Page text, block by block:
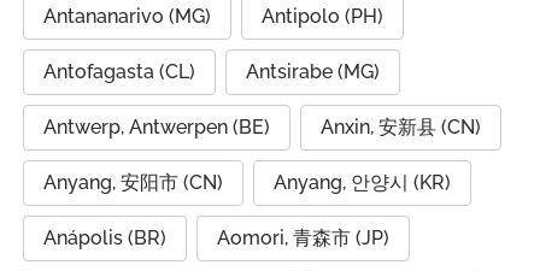
Antananarivo (MG) Antipolo (PH)
Antofagasta (CL) Antsirabe (MG)
Antwerp, Antwerpen (BE) Anxin, 安新县 (CN)
Anyang, 安阳市 (CN) Anyang, 안양시 (KR)
Anápolis (BR) Aomori, 青森市 (JP)